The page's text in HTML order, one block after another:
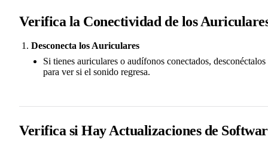
Verifica la Conectividad de los
Desconecta los Auriculares
Si tienes auriculares o audífonos conectados, desconéctalos
para ver si el sonido regresa.
Verifica si Hay Actualizaciones de